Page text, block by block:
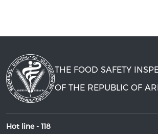
THE FOOD SAFETY
OF THE REPUBLIC OF
Hot line - 118